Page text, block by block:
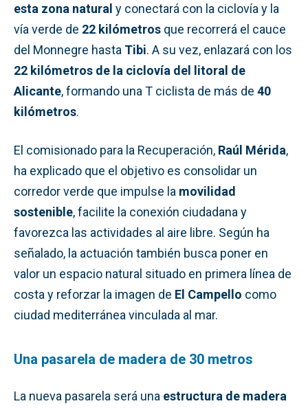
esta zona natural y conectará con la ciclovía y la
vía verde de 22 kilómetros que recorrerá el cauce
del Monnegre hasta Tibi. A su vez, enlazará con los
22 kilómetros de la ciclovía del litoral de
Alicante, formando una T ciclista de más de 40
kilómetros.
El comisionado para la Recuperación, Raúl Mérida,
ha explicado que el objetivo es consolidar un
corredor verde que impulse la movilidad
sostenible, facilite la conexión ciudadana y
favorezca las actividades al aire libre. Según ha
señalado, la actuación también busca poner en
valor un espacio natural situado en primera línea de
costa y reforzar la imagen de El Campello como
ciudad mediterránea vinculada al mar.
Una pasarela de madera de 30 metros
La nueva pasarela será una estructura de madera